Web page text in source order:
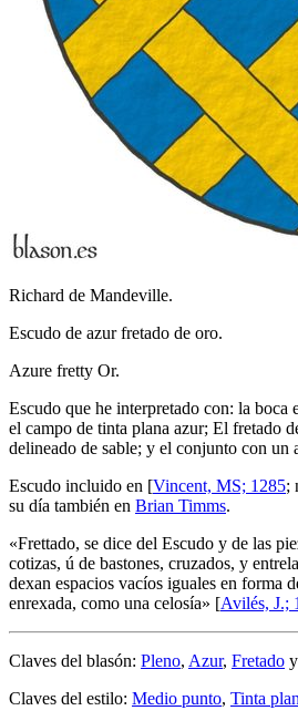
Richard de Mandeville.
Escudo de azur fretado de oro.
Azure fretty Or.
Escudo que he interpretado con: la boca
el campo de tinta plana azur; El fretado
delineado de sable; y el conjunto con un
Escudo incluido en [Vincent, MS; 1285;
su día también en Brian Timms.
«Frettado, se dice del Escudo y de las
cotizas, ú de bastones, cruzados, y
dexan espacios vacíos iguales en forma
enrexada, como una celosía» [Avilés, J.;
Claves del blasón: Pleno, Azur, Fretado y
Claves del estilo: Medio punto, Tinta